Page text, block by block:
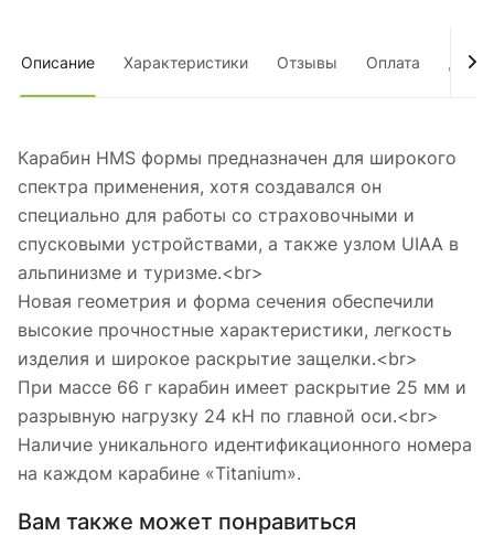
Описание Характеристики Отзывы Оплата
Карабин HMS формы предназначен для широкого
спектра применения, хотя создавался он
специально для работы со страховочными и
спусковыми устройствами, а также узлом UIAA в
альпинизме и туризме.<br>
Новая геометрия и форма сечения обеспечили
высокие прочностные характеристики, легкость
изделия и широкое раскрытие защелки.<br>
При массе 66 г карабин имеет раскрытие 25 мм и
разрывную нагрузку 24 кН по главной оси.<br>
Наличие уникального идентификационного номера
на каждом карабине «Titanium».
Вам также может понравиться